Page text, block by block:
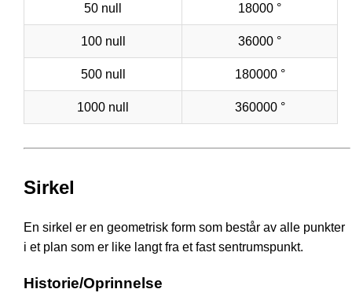
50 null 18000 °
100 null 36000 °
500 null 180000 °
1000 null 360000 °
Sirkel
En sirkel er en geometrisk form som består av alle punkter
i et plan som er like langt fra et fast sentrumspunkt.
Historie/Oprinnelse